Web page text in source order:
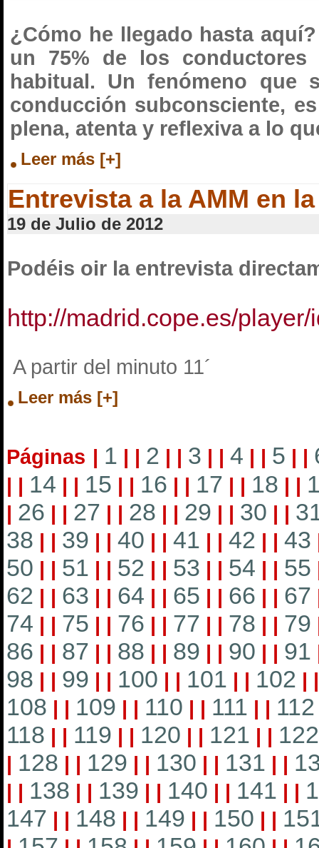
¿Cómo he llegado hasta
un 75% de los
habitual. Un fenómeno que
conducción subconsciente,
plena, atenta y reflexiva a lo
Leer más [+]
Entrevista a la AMM en
19 de Julio de 2012
Podéis oir la entrevista
http://madrid.cope.es/
A partir del minuto 11´
Leer más [+]
Páginas | 1 | | 2 | | 3 | | 4 | | 5 | |
| | 14 | | 15 | | 16 | | 17 | | 18 | |
| 26 | | 27 | | 28 | | 29 | | 30 | |
38 | | 39 | | 40 | | 41 | | 42 | | 43
50 | | 51 | | 52 | | 53 | | 54 | | 55
62 | | 63 | | 64 | | 65 | | 66 | | 67
74 | | 75 | | 76 | | 77 | | 78 | | 79
86 | | 87 | | 88 | | 89 | | 90 | | 91
98 | | 99 | | 100 | | 101 | | 102 |
108 | | 109 | | 110 | | 111 | | 112
118 | | 119 | | 120 | | 121 | | 122
| 128 | | 129 | | 130 | | 131 | |
| | 138 | | 139 | | 140 | | 141 | |
147 | | 148 | | 149 | | 150 | |